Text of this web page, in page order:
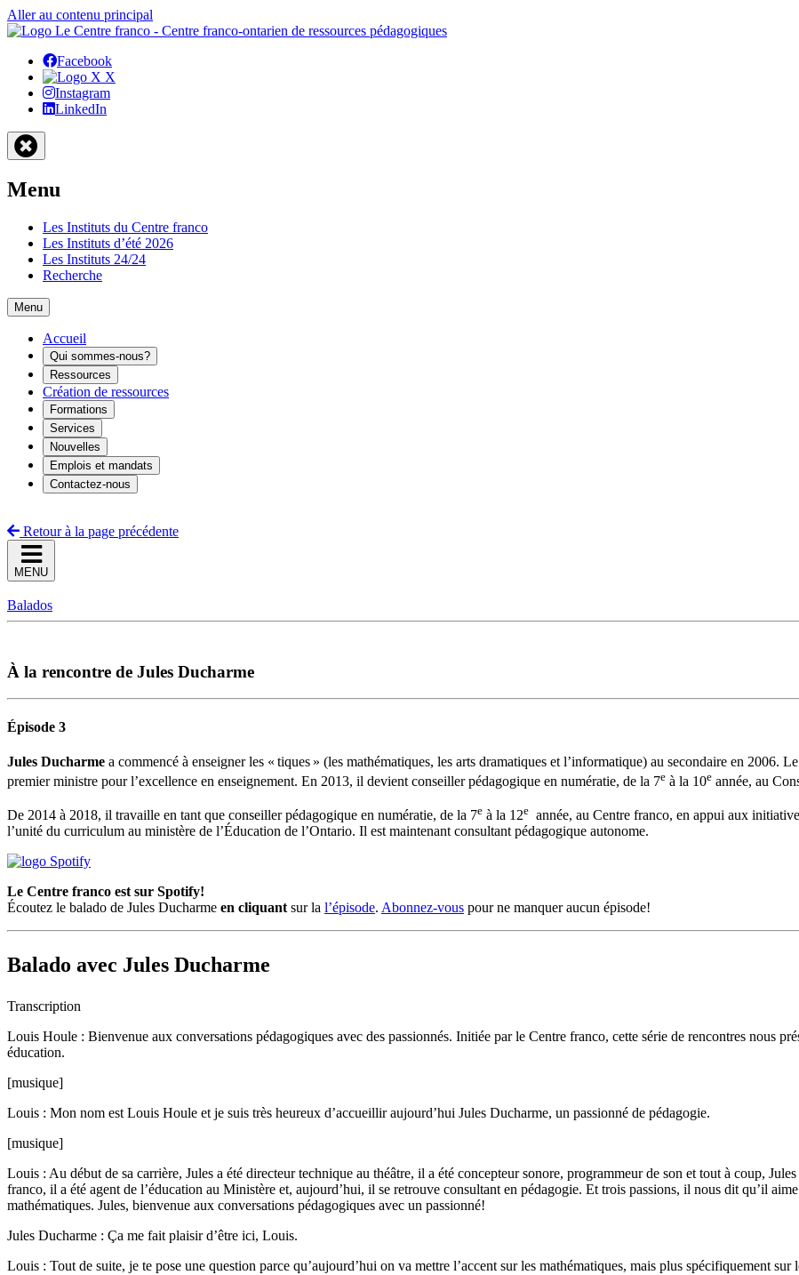
Aller au contenu principal
Facebook
X
Instagram
LinkedIn
Menu
Les Instituts du Centre franco
Les Instituts d’été 2026
Les Instituts 24/24
Recherche
Menu
Accueil
Qui sommes-nous?
Ressources
Création de ressources
Formations
Services
Nouvelles
Emplois et mandats
Contactez-nous
Retour à la page précédente
MENU
Balados
À la rencontre de Jules Ducharme
Épisode 3
Jules Ducharme a commencé à enseigner les « tiques » (les mathématiques, les arts dramatiques et l’informatique) au secondaire en 2006.
premier ministre pour l’excellence en enseignement. En 2013, il devient conseiller pédagogique en numératie, de la 7e à la 10e année, au
De 2014 à 2018, il travaille en tant que conseiller pédagogique en numératie, de la 7e à la 12e année, au Centre franco, en appui aux
l’unité du curriculum au ministère de l’Éducation de l’Ontario. Il est maintenant consultant pédagogique autonome.
Le Centre franco est sur Spotify!
Écoutez le balado de Jules Ducharme en cliquantsur la l’épisode. Abonnez-vous pour ne manquer aucun épisode!
Balado avec Jules Ducharme
Transcription
Louis Houle : Bienvenue aux conversations pédagogiques avec des passionnés. Initiée par le Centre franco, cette série de rencontres nous
éducation.
[musique]
Louis : Mon nom est Louis Houle et je suis très heureux d’accueillir aujourd’hui Jules Ducharme, un passionné de pédagogie.
[musique]
Louis : Au début de sa carrière, Jules a été directeur technique au théâtre, il a été concepteur sonore, programmeur de son et tout à coup,
franco, il a été agent de l’éducation au Ministère et, aujourd’hui, il se retrouve consultant en pédagogie. Et trois passions, il nous dit qu’il
mathématiques. Jules, bienvenue aux conversations pédagogiques avec un passionné!
Jules Ducharme : Ça me fait plaisir d’être ici, Louis.
Louis : Tout de suite, je te pose une question parce qu’aujourd’hui on va mettre l’accent sur les mathématiques, mais plus spécifiquement sur